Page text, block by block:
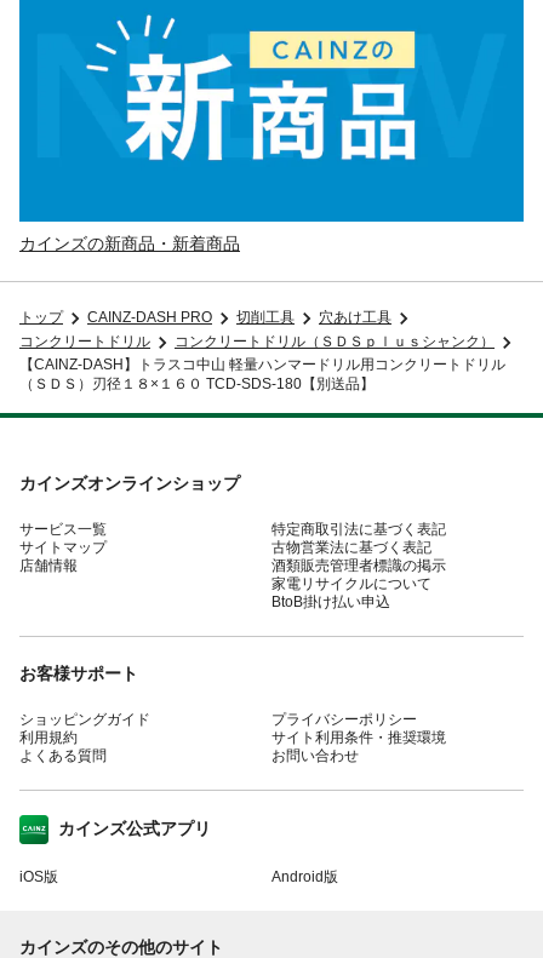
カインズの新商品・新着商品
トップ CAINZ-DASH PRO 切削工具
穴あけ工具
コンクリートドリル
コンクリートドリル（ＳＤＳｐｌｕｓシャンク）
【CAINZ-DASH】トラスコ中山 軽量ハンマードリル用コンクリートドリル
（ＳＤＳ）刃径１８×１６０ TCD-SDS-180【別送品】
カインズオンラインショップ
サービス一覧
サイトマップ
店舗情報
特定商取引法に基づく表記
古物営業法に基づく表記
酒類販売管理者標識の掲示
家電リサイクルについて
BtoB掛け払い申込
お客様サポート
ショッピングガイド
利用規約
よくある質問
プライバシーポリシー
サイト利用条件・推奨環境
お問い合わせ
カインズ公式アプリ
iOS版 Android版
カインズのその他のサイト